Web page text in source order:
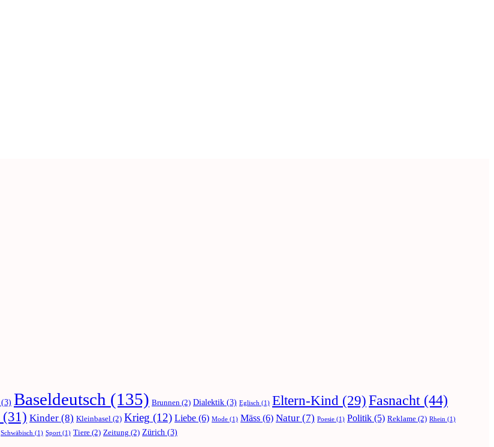
(3) Baseldeutsch (135) Brunnen (2) Dialektik (3) Eglisch (1) Eltern-Kind (29) Fasnacht (44)
(31) Kinder (8) Kleinbasel (2) Krieg (12) Liebe (6) Mode (1) Mäss (6) Natur (7) Poesie (1) Politik (5) Reklame (2) Rhein (1)
Schwäbisch (1) Sport (1) Tiere (2) Zeitung (2) Zürich (3)